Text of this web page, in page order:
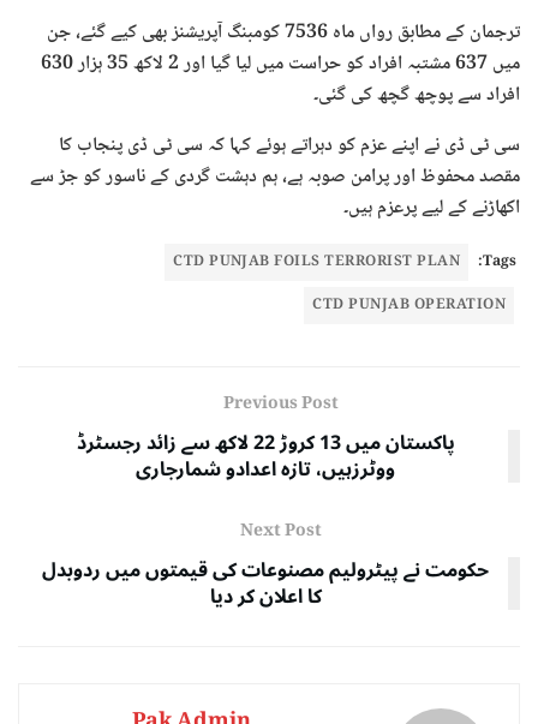
ترجمان کے مطابق رواں ماہ 7536 کومبنگ آپریشنز بھی کیے گئے، جن
میں 637 مشتبہ افراد کو حراست میں لیا گیا اور 2 لاکھ 35 ہزار 630
افراد سے پوچھ گچھ کی گئی۔
سی ٹی ڈی نے اپنے عزم کو دہراتے ہوئے کہا کہ سی ٹی ڈی پنجاب کا
مقصد محفوظ اور پرامن صوبہ ہے، ہم دہشت گردی کے ناسور کو جڑ سے
اکھاڑنے کے لیے پرعزم ہیں۔
Tags:
CTD PUNJAB FOILS TERRORIST PLAN
CTD PUNJAB OPERATION
Previous Post
پاکستان میں 13 کروڑ 22 لاکھ سے زائد رجسٹرڈ
ووٹرزہیں، تازہ اعدادو شمارجاری
Next Post
حکومت نے پیٹرولیم مصنوعات کی قیمتوں میں ردوبدل
کا اعلان کر دیا